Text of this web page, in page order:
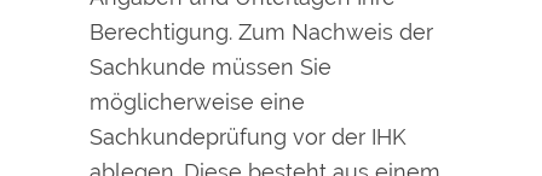
Berechtigung. Zum Nachweis der
Sachkunde müssen Sie
möglicherweise eine
Sachkundeprüfung vor der IHK